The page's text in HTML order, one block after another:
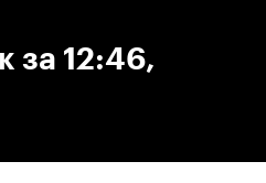
за 12:46,